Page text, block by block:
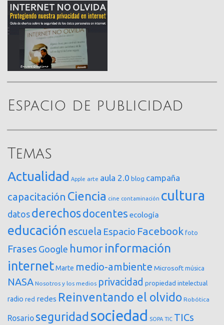
Espacio de publicidad
Temas
Actualidad Apple arte aula 2.0 blog campaña
capacitación Ciencia cine contaminación cultura
datos derechosdocentes ecología
educación escuela Espacio Facebook foto
Frases Google humor información
internetMarte medio-ambiente Microsoft música
NASA Nosotros y los medios privacidad propiedad intelectual
radio red redes Reinventando el olvido Robótica
Rosario seguridad sociedad SOPA TIC TICs